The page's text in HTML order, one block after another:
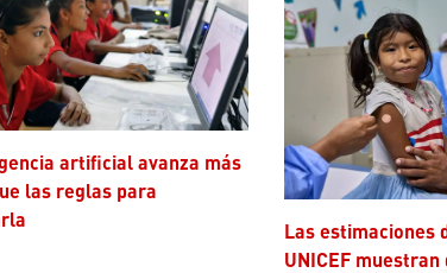
las reglas para
Las estimaciones de la OMS y
UNICEF